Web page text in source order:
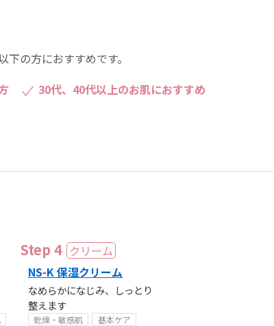
の方におすすめです。
30代、40代以上のお肌におすすめ
NS-K 保湿クリーム
なめらかになじみ、しっとり
整えます
乾燥・敏感肌
基本ケア